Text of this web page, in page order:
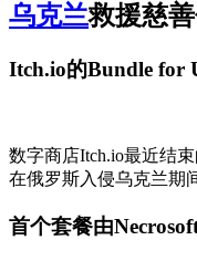
乌克兰救援慈
Itch.io的Bundle for
数字商店Itch.io最近结
在俄罗斯入侵乌克兰期
首个套餐由